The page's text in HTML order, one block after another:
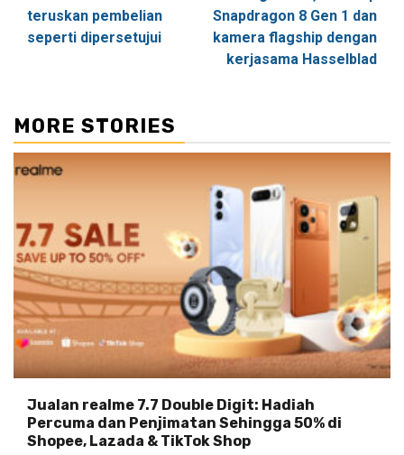
teruskan pembelian
seperti dipersetujui
Snapdragon 8 Gen 1 dan
kamera flagship dengan
kerjasama Hasselblad
MORE STORIES
Jualan realme 7.7 Double Digit: Hadiah
Percuma dan Penjimatan Sehingga 50% di
Shopee, Lazada & TikTok Shop